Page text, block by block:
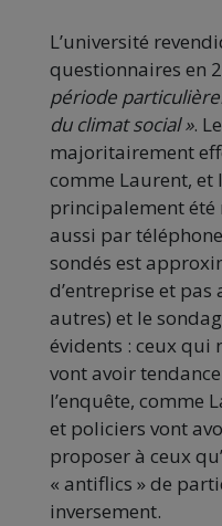
L’université
questionnaires en
période
du climat social ».
majoritairement
comme Laurent, et
principalement
aussi par
sondés est
d’entreprise et pas
autres) et le
évidents : ceux qui
vont avoir
l’enquête, comme
et policiers vont
proposer à ceux
« antiflics » de
inversement.